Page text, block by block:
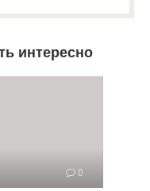
интересно
0